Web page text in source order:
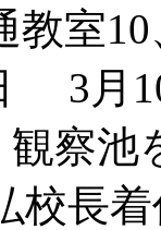
教室
3月
察池
校長